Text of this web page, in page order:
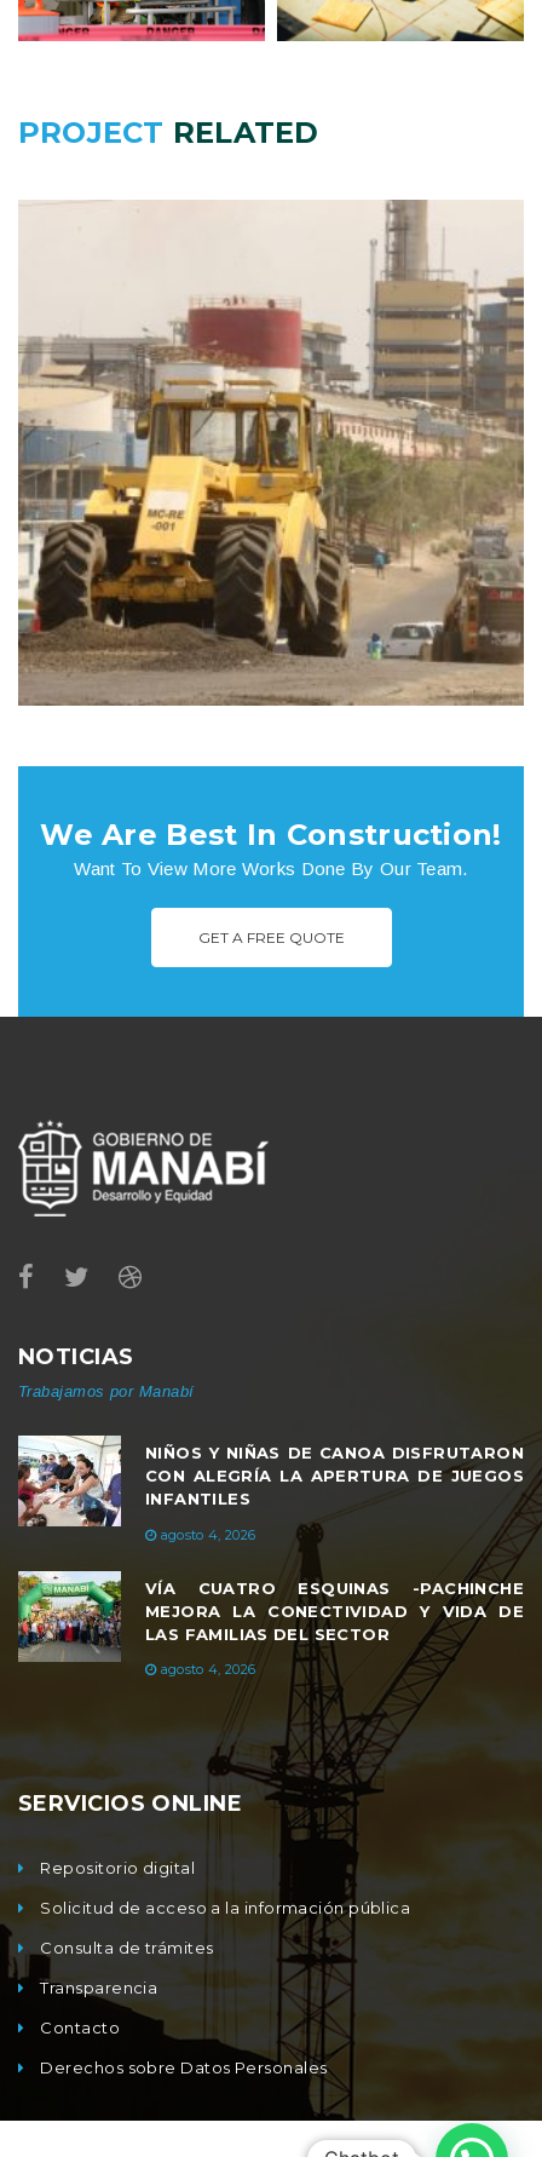
PROJECT RELATED
Vía Manta – Montecristi
Vías
We Are Best In Construction!
Want To View More Works Done By Our Team.
GET A FREE QUOTE
NOTICIAS
Trabajamos por Manabí
NIÑOS Y NIÑAS DE CANOA DISFRUTARON
CON ALEGRÍA LA APERTURA DE JUEGOS
INFANTILES
agosto 4, 2026
VÍA CUATRO ESQUINAS -PACHINCHE
MEJORA LA CONECTIVIDAD Y VIDA DE
LAS FAMILIAS DEL SECTOR
agosto 4, 2026
SERVICIOS ONLINE
Repositorio digital
Solicitud de acceso a la información pública
Consulta de trámites
Transparencia
Contacto
Derechos sobre Datos Personales